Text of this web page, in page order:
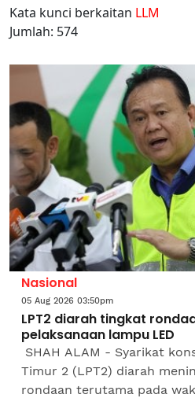
Kata kunci berkaitan LLM
Jumlah: 574
Nasional
05 Aug 2026 03:50pm
LPT2 diarah tingkat
pelaksanaan lampu LED
SHAH ALAM - Syarikat
Timur 2 (LPT2) diarah
rondaan terutama pada